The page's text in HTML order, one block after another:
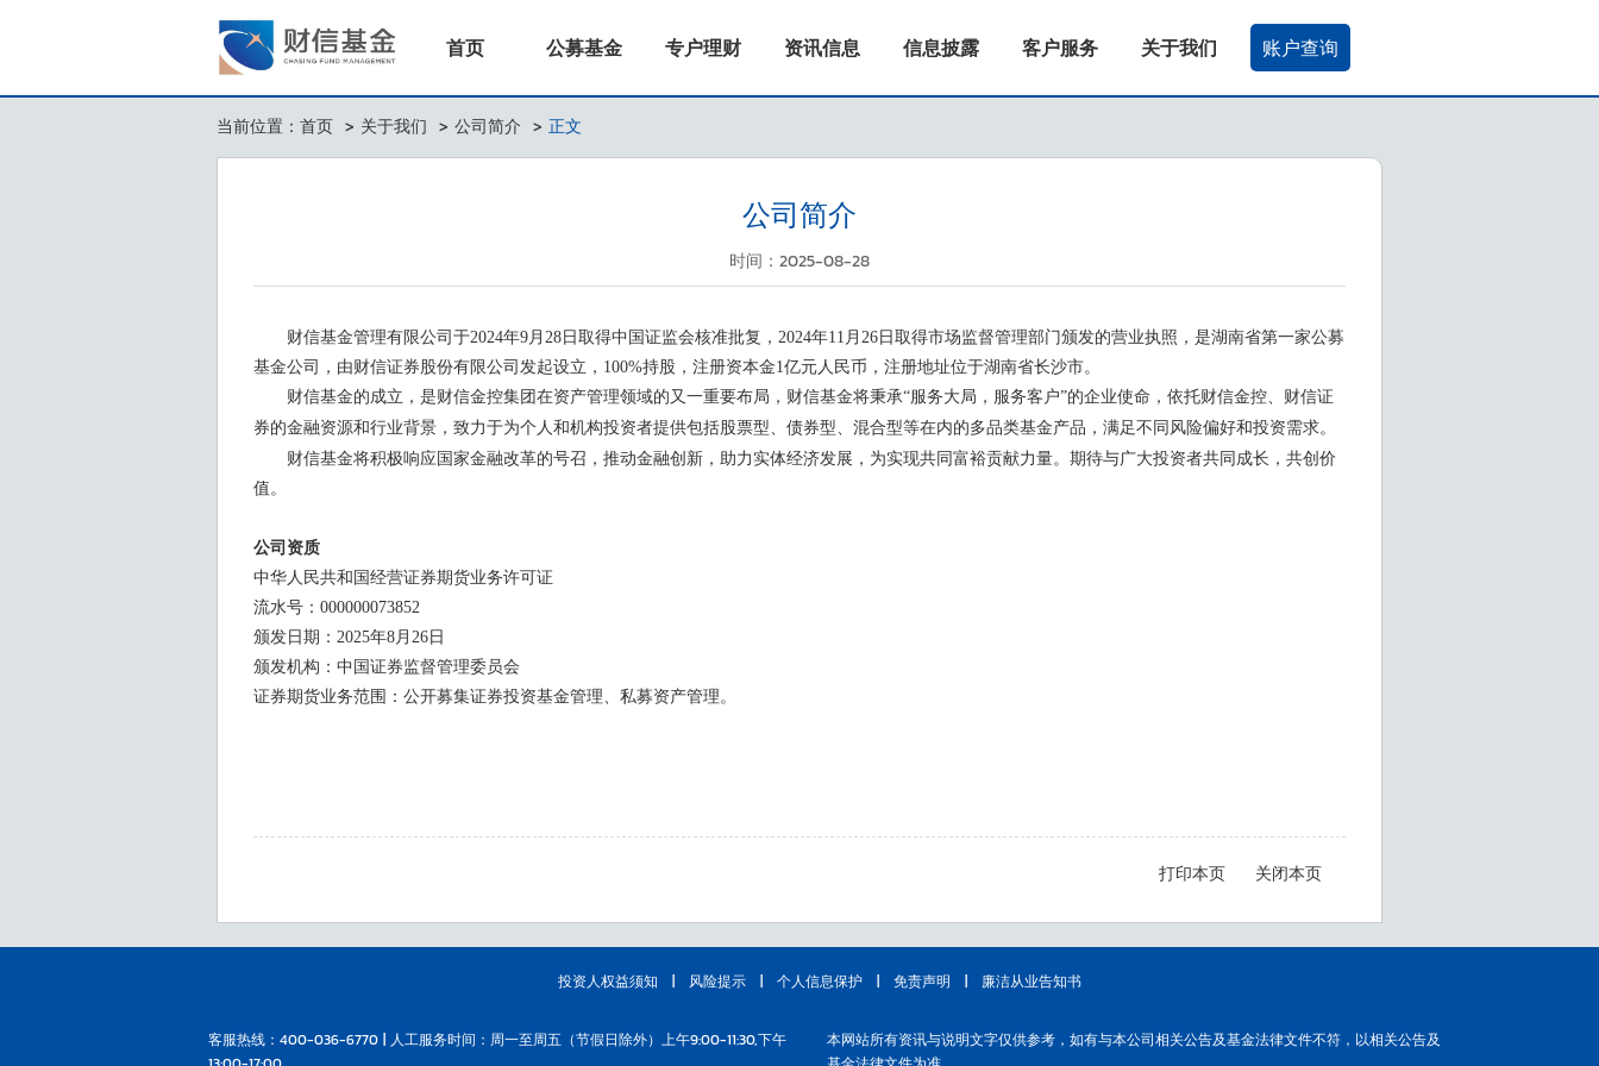
首页 公募基金 专户理财 资讯信息 信息披露 客户服务 关于我们 账户查询
当前位置： 首页 > 关于我们 > 公司简介 > 正文
公司简介
时间：2025-08-28
财信基金管理有限公司于2024年9月28日取得中国证监会核准批复，2024年11月26日取得市场监督管理部门颁发的营业执照，是湖南省第一家公募
基金公司，由财信证券股份有限公司发起设立，100%持股，注册资本金1亿元人民币，注册地址位于湖南省长沙市。
财信基金的成立，是财信金控集团在资产管理领域的又一重要布局，财信基金将秉承“服务大局，服务客户”的企业使命，依托财信金控、财信证
券的金融资源和行业背景，致力于为个人和机构投资者提供包括股票型、债券型、混合型等在内的多品类基金产品，满足不同风险偏好和投资需求。
财信基金将积极响应国家金融改革的号召，推动金融创新，助力实体经济发展，为实现共同富裕贡献力量。期待与广大投资者共同成长，共创价
值。
公司资质
中华人民共和国经营证券期货业务许可证
流水号：000000073852
颁发日期：2025年8月26日
颁发机构：中国证券监督管理委员会
证券期货业务范围：公开募集证券投资基金管理、私募资产管理。
打印本页 关闭本页
投资人权益须知 | 风险提示 | 个人信息保护 | 免责声明 | 廉洁从业告知书
客服热线：400-036-6770 | 人工服务时间：周一至周五（节假日除外）上午9:00-11:30,下午
本网站所有资讯与说明文字仅供参考，如有与本公司相关公告及基金法律文件不符，以相关公告及